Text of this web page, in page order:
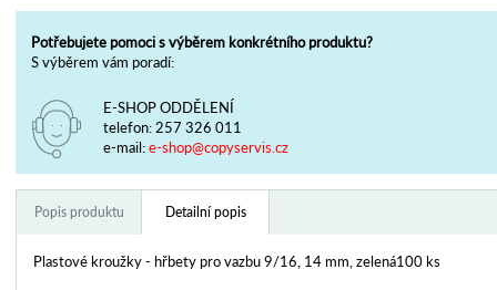
Potřebujete pomoci s výběrem konkrétního produktu?
S výběrem vám poradí:
E-SHOP ODDĚLENÍ
telefon: 257 326 011
e-mail:e-shop@copyservis.cz
Popis produktu Detailní popis
Plastové kroužky - hřbety pro vazbu 9/16, 14 mm, zelená100 ks